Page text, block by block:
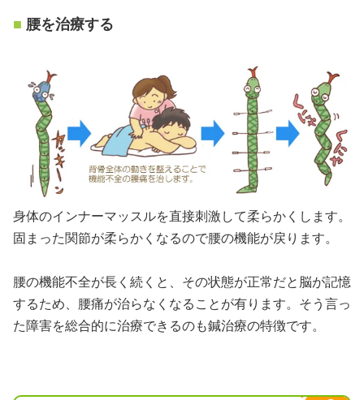
腰を治療する
身体のインナーマッスルを直接刺激して柔らかくします。
固まった関節が柔らかくなるので腰の機能が戻ります。
腰の機能不全が長く続くと、その状態が正常だと脳が記憶
するため、腰痛が治らなくなることが有ります。そう言っ
た障害を総合的に治療できるのも鍼治療の特徴です。